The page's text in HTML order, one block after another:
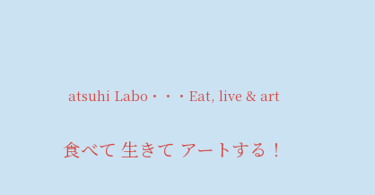
atsuhi Labo・・・Eat, live & art
食べて 生きて アートする！